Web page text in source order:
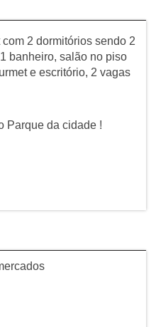
2 dormitórios sendo 2
banheiro, salão no piso
e escritório, 2 vagas
Parque da cidade !